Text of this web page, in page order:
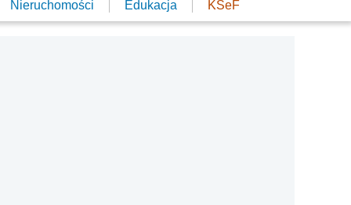
Nieruchomości Edukacja KSeF